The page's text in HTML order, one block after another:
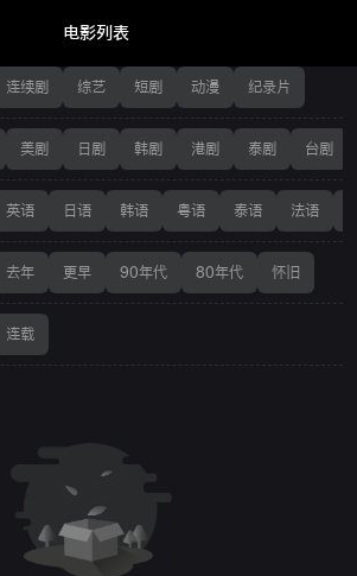
电影列表
连续剧 综艺 短剧 动漫 纪录片
美剧 日剧 韩剧 港剧 泰剧 台剧
英语 日语 韩语 粤语 泰语 法语
去年 更早 90年代 80年代 怀旧
连载